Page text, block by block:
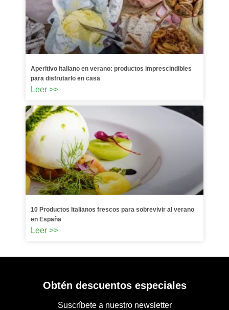
Aperitivo italiano en verano: productos imprescindibles
para disfrutarlo en casa
Leer >>
10 Productos Italianos frescos para sobrevivir al verano
en España
Leer >>
Obtén descuentos especiales
Suscríbete a nuestro newsletter